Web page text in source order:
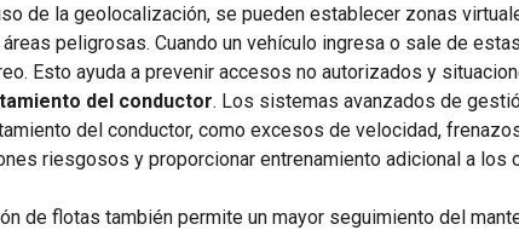
de la geolocalización, se pueden establecer zonas
peligrosas. Cuando un vehículo ingresa o sale de
Esto ayuda a prevenir accesos no autorizados y
del conductor. Los sistemas avanzados de
del conductor, como excesos de velocidad,
riesgosos y proporcionar entrenamiento adicional a los
de flotas también permite un mayor seguimiento del